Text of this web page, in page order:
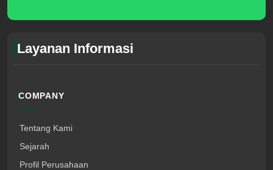
Layanan Informasi
COMPANY
Tentang Kami
Sejarah
Profil Perusahaan